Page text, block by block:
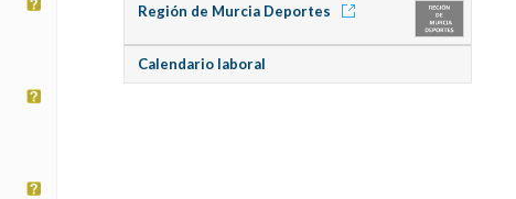
Región de Murcia Deportes
Calendario laboral